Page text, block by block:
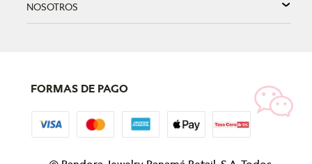
NOSOTROS
FORMAS DE PAGO